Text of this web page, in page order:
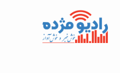
محتوا